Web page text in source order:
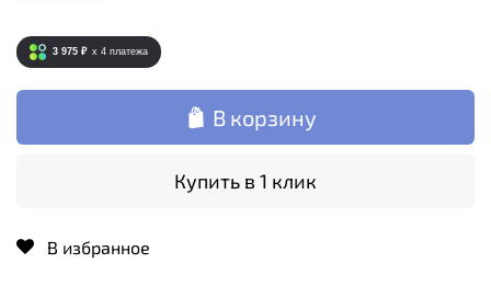
3 975 ₽ x 4 платежа
В корзину
Купить в 1 клик
В избранное